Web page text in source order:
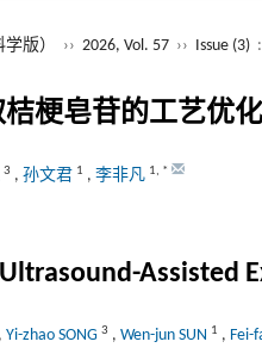
版） ›› 2026, Vol. 57 ›› Issue (3)
梗皂苷的工艺优化
3 , 孙文君 1 , 李非凡 1, *
Assisted
, Yi-zhao SONG 3 , Wen-jun SUN 1 , Fei-